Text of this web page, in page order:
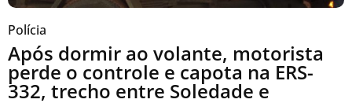
Polícia
Após dormir ao volante, motorista
perde o controle e capota na ERS-
332, trecho entre Soledade e